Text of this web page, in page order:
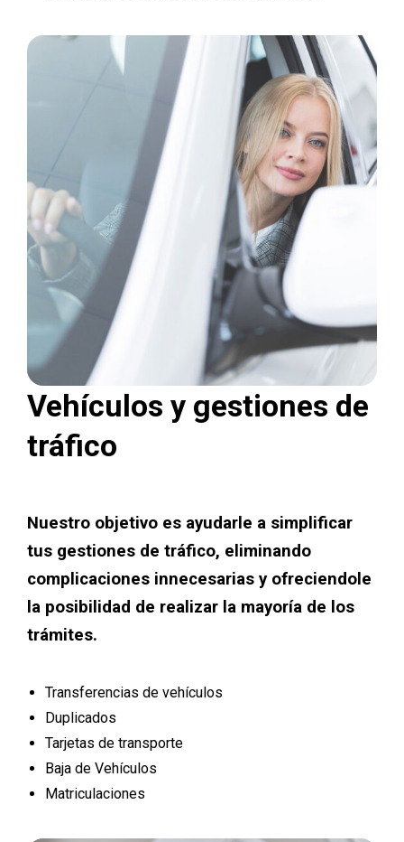
Vehículos y gestiones de
tráfico
Nuestro objetivo es ayudarle a simplificar
tus gestiones de tráfico, eliminando
complicaciones innecesarias y ofreciendole
la posibilidad de realizar la mayoría de los
trámites.
Transferencias de vehículos
Duplicados
Tarjetas de transporte
Baja de Vehículos
Matriculaciones